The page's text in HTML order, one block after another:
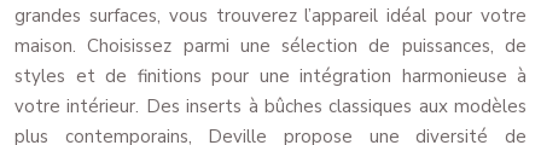
grandes surfaces, vous trouverez l’appareil idéal pour votre
maison. Choisissez parmi une sélection de puissances, de
styles et de finitions pour une intégration harmonieuse à
votre intérieur. Des inserts à bûches classiques aux modèles
plus contemporains, Deville propose une diversité de